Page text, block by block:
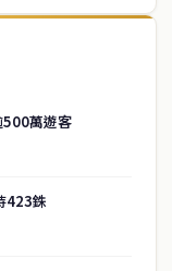
500萬遊客
423銖
文新聞媒體，致力於